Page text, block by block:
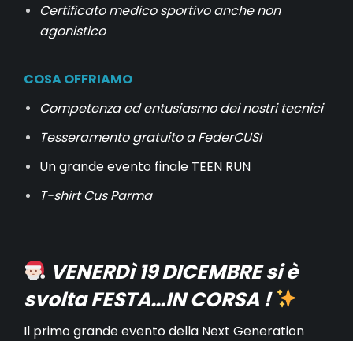
Certificato medico sportivo anche non
agonistico
COSA OFFRIAMO
Competenza ed entusiasmo dei nostri tecnici
Tesseramento gratuito a FederCUSI
Un grande evento finale TEEN RUN
T-shirt Cus Parma
VENERDì 19 DICEMBRE si è
svolta FESTA…IN CORSA !
Il primo grande evento della Next Generation